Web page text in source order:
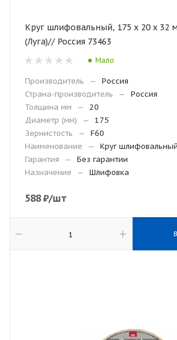
Круг шлифовальный, 175 х 20 х 32
(Луга)// Россия 73463
Мало
Производитель —
Россия
Страна-производитель
—
Россия
Толщина мм
—
20
Диаметр (мм)
—
175
Зернистость
—
F60
Наименование
—
Круг шлифовальный
Гарантия
—
Без гарантии
Назначение
— Шлифовка
588₽/шт